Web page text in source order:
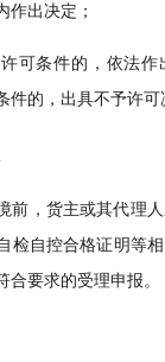
作出决定；
许可条件的，依法
的，出具不予许可
前，货主或其代理
检自控合格证明等
要求的受理申报。